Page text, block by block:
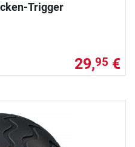
Trigger
29,95 €